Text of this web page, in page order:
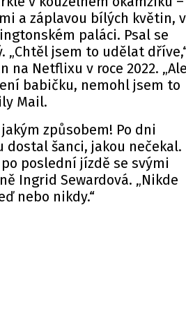
a záplavou bílých květin, v
paláci. Psal se
„Chtěl jsem to udělat
na Netflixu v roce 2022. „Ale
babičku, nemohl jsem to
Mail.
způsobem! Po dni
šanci, jakou nečekal.
poslední jízdě se svými
Ingrid Sewardová. „Nikde
nebo nikdy.“